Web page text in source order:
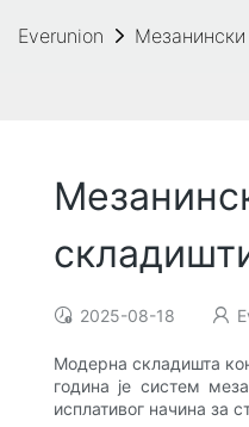
Everunion
2025-08-18
Модерна складишта
година је систем
исплативог начина за